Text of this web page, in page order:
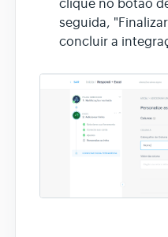
clique no botão
seguida,
concluir a